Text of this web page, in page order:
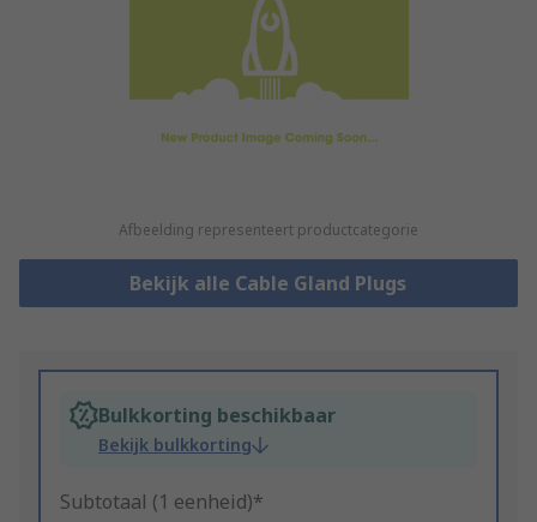
Afbeelding representeert productcategorie
Bekijk alle Cable Gland Plugs
Bulkkorting beschikbaar
Bekijk bulkkorting
Subtotaal (1 eenheid)*